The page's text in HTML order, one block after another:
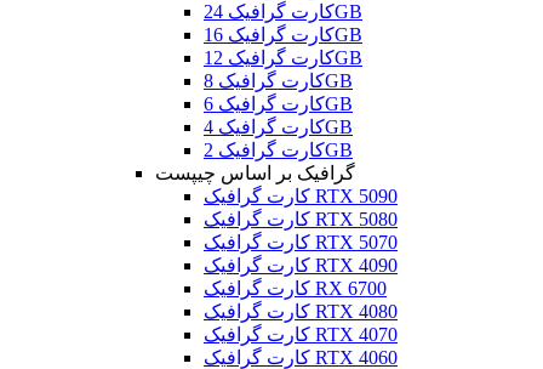
کارت گرافیک 24GB
کارت گرافیک 16GB
کارت گرافیک 12GB
کارت گرافیک 8GB
کارت گرافیک 6GB
کارت گرافیک 4GB
کارت گرافیک 2GB
گرافیک بر اساس چیپست
کارت گرافیک RTX 5090
کارت گرافیک RTX 5080
کارت گرافیک RTX 5070
کارت گرافیک RTX 4090
کارت گرافیک RX 6700
کارت گرافیک RTX 4080
کارت گرافیک RTX 4070
کارت گرافیک RTX 4060